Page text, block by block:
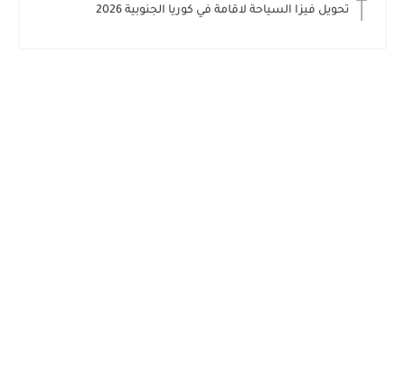
تحويل فيزا السياحة لاقامة في كوريا الجنوبية 2026